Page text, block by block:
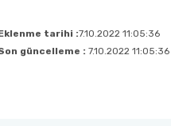
tarihi :7.10.2022 11:05:36
güncelleme : 7.10.2022 11:05:36
İlgili Formlar
Birim Koordinatörlüğü